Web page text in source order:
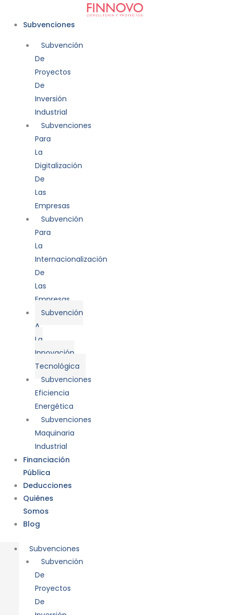
Subvenciones
Subvención
De
Proyectos
De
Inversión
Industrial
Subvenciones
Para
La
Digitalización
De
Las
Empresas
Subvención
Para
La
Internacionalización
De
Las
Empresas
Subvención
A
La
Innovación
Tecnológica
Subvenciones
Eficiencia
Energética
Subvenciones
Maquinaria
Industrial
Financiación
Pública
Deducciones
Quiénes
Somos
Blog
Subvenciones
Subvención
De
Proyectos
De